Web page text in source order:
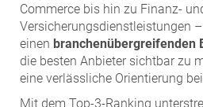
Commerce bis hin zu Finanz-
Versicherungsdienstleistungen
einen branchenübergreifenden
die besten Anbieter sichtbar zu
eine verlässliche Orientierung
Mit dem Top-3-Ranking